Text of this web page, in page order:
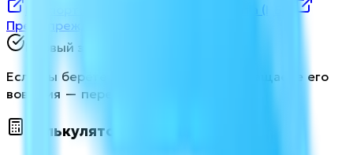
Паспорт потребительского кредита (НБУ)
Предупреждение НБУ о рисках
Первый займ бесплатно
Если вы берёте займ впервые и возвращаете его
вовремя — переплата равна нулю.
Калькулятор займа